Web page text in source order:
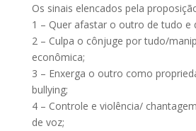
Os sinais elencados pela
1 – Quer afastar o outro de tudo e
2 – Culpa o cônjuge por tudo/
econômica;
3 – Enxerga o outro como
bullying;
4 – Controle e violência/
de voz;